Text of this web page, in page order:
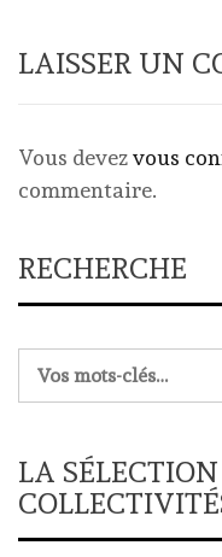
LAISSER UN
Vous devezvous
commentaire.
RECHERCHE
LA